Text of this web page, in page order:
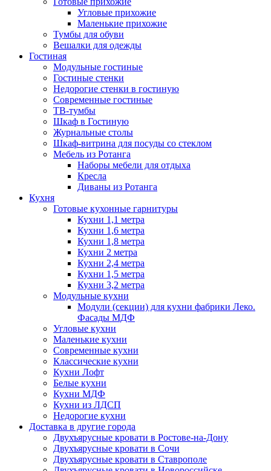
Угловые прихожие
Маленькие прихожие
Тумбы для обуви
Вешалки для одежды
Гостиная
Модульные гостиные
Гостиные стенки
Недорогие стенки в гостиную
Современные гостиные
ТВ-тумбы
Шкаф в Гостиную
Журнальные столы
Шкаф-витрина для посуды со стеклом
Мебель из Ротанга
Наборы мебели для отдыха
Кресла
Диваны из Ротанга
Кухня
Готовые кухонные гарнитуры
Кухни 1,1 метра
Кухни 1,6 метра
Кухни 1,8 метра
Кухни 2 метра
Кухни 2,4 метра
Кухни 1,5 метра
Кухни 3,2 метра
Модульные кухни
Модули (секции) для кухни фабрики Леко.
Фасады МДФ
Угловые кухни
Маленькие кухни
Современные кухни
Классические кухни
Кухни Лофт
Белые кухни
Кухни МДФ
Кухни из ЛДСП
Недорогие кухни
Доставка в другие города
Двухъярусные кровати в Ростове-на-Дону
Двухъярусные кровати в Сочи
Двухъярусные кровати в Ставрополе